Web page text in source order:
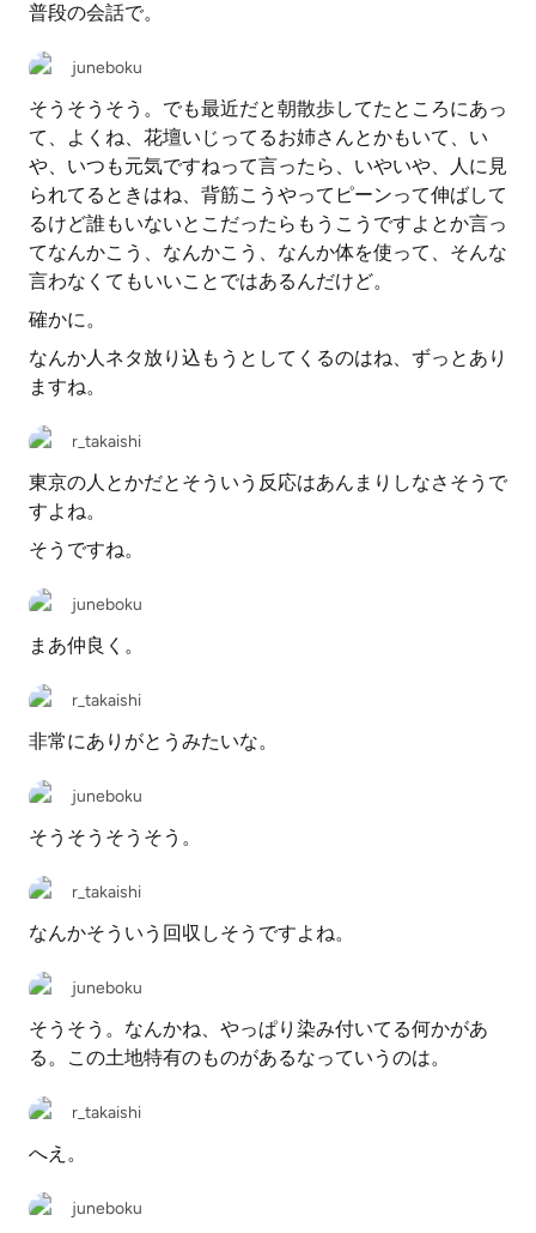
普段の会話で。
juneboku
そうそうそう。でも最近だと朝散歩してたところにあっ
て、よくね、花壇いじってるお姉さんとかもいて、い
や、いつも元気ですねって言ったら、いやいや、人に見
られてるときはね、背筋こうやってピーンって伸ばして
るけど誰もいないとこだったらもうこうですよとか言っ
てなんかこう、なんかこう、なんか体を使って、そんな
言わなくてもいいことではあるんだけど。
確かに。
なんか人ネタ放り込もうとしてくるのはね、ずっとあり
ますね。
r_takaishi
東京の人とかだとそういう反応はあんまりしなさそうで
すよね。
そうですね。
juneboku
まあ仲良く。
r_takaishi
非常にありがとうみたいな。
juneboku
そうそうそうそう。
r_takaishi
なんかそういう回収しそうですよね。
juneboku
そうそう。なんかね、やっぱり染み付いてる何かがあ
る。この土地特有のものがあるなっていうのは。
r_takaishi
へえ。
juneboku